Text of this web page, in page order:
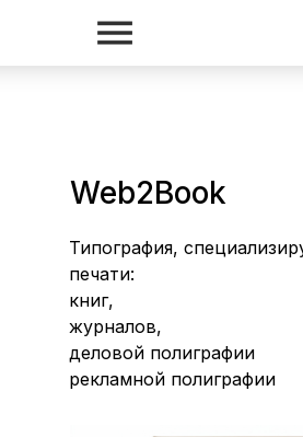
Типография,
печати:
книг,
журналов,
деловой полиграфии
рекламной полиграфии
Web2Book